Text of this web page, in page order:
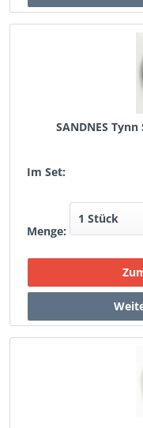
SANDNES
Im Set:
Menge: